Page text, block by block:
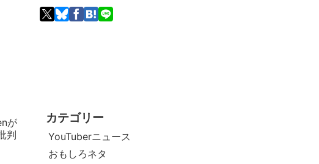
が
判
カテゴリー
YouTuberニュース
おもしろネタ